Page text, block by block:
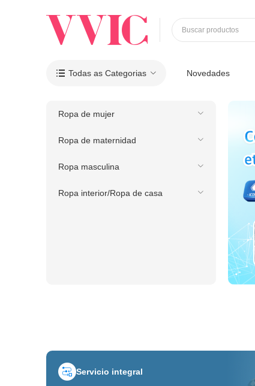
Buscar productos
 Todas as Categorias Novedades
Ropa de mujer
Ropa de maternidad
Ropa masculina
Ropa interior/Ropa de casa
Servicio integral